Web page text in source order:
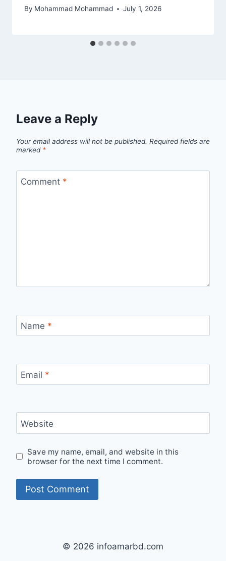
By Mohammad Mohammad July 1, 2026
Leave a Reply
Your email address will not be published. Required fields are
marked *
Comment *
Name *
Email *
Website
Save my name, email, and website in this
browser for the next time I comment.
© 2026 infoamarbd.com